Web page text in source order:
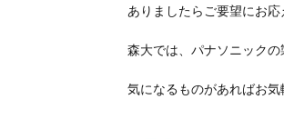
ありましたらご要望にお応
森大では、パナソニック
気になるものがあればお